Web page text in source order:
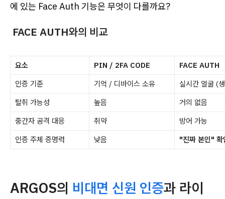
에 있는 Face Auth 기능은 무엇이 다를까요?
FACE AUTH와의 비교
요소 PIN / 2FA CODE
FACE AUTH
인증 기준
기억 / 디바이스 소유
실시간 얼굴 (
탈취 가능성
높음
거의 없음
중간자 공격 대응
취약
방어 가능
인증 주체 증명력
낮음 "진짜 본인" 확
ARGOS의 비대면 신원 인증과 라이